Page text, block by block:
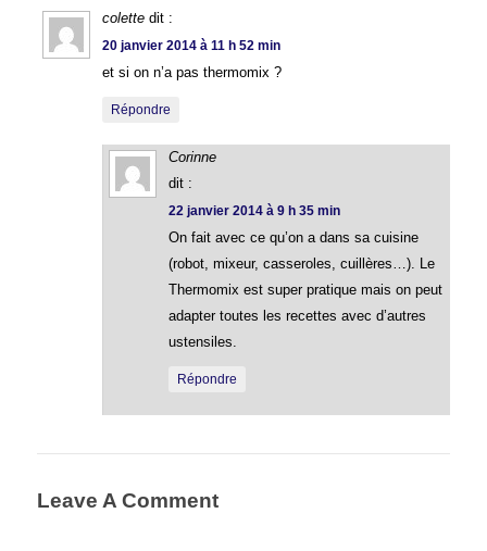
colette dit :
20 janvier 2014 à 11 h 52 min
et si on n’a pas thermomix ?
Répondre
Corinne
dit :
22 janvier 2014 à 9 h 35 min
On fait avec ce qu’on a dans sa cuisine
(robot, mixeur, casseroles, cuillères…). Le
Thermomix est super pratique mais on peut
adapter toutes les recettes avec d’autres
ustensiles.
Répondre
Leave A Comment